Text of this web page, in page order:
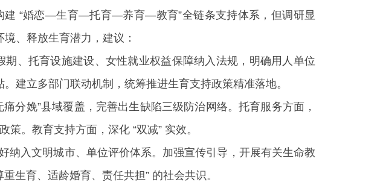
建 “婚恋—生育—托育—养育—教育”全链条支持体系，但调研显
、释放生育潜力，建议：
、托育设施建设、女性就业权益保障纳入法规，明确用人单位
建立多部门联动机制，统筹推进生育支持政策精准落地。
分娩”县域覆盖，完善出生缺陷三级防治网络。托育服务方面，
。教育支持方面，深化 “双减” 实效。
入文明城市、单位评价体系。加强宣传引导，开展有关生命教
生育、适龄婚育、责任共担” 的社会共识。